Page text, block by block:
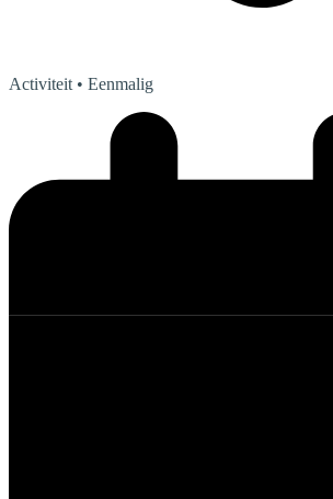
Activiteit • Eenmalig